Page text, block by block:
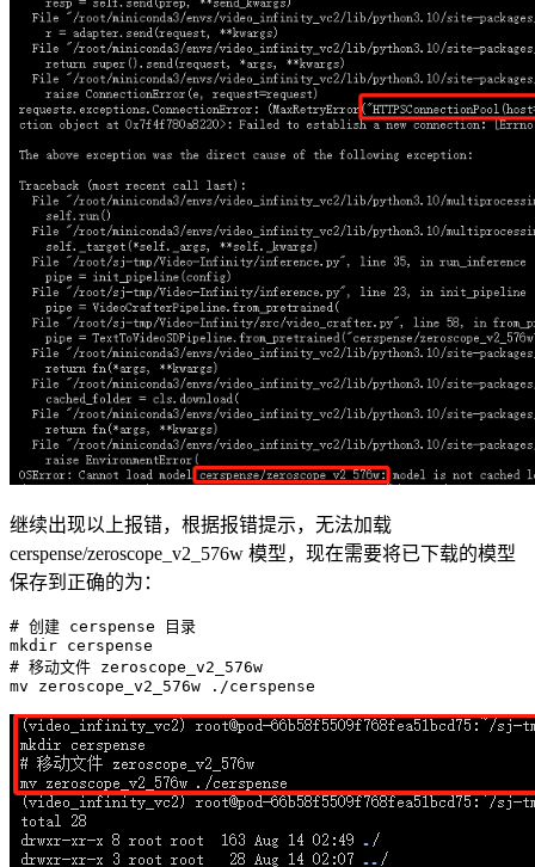
继续出现以上报错，根据报错提示，无法加载
cerspense/zeroscope_v2_576w 模型，现在需要将已下载的模型
保存到正确的为：
# 创建 cerspense 目录
mkdir
# 移动文件 zeroscope_v2_576w
mv zeroscope_v2 576